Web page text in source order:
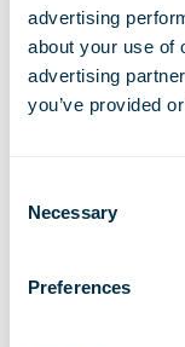
advertising
about your use of
advertising
you’ve provided
Necessary
Preferences